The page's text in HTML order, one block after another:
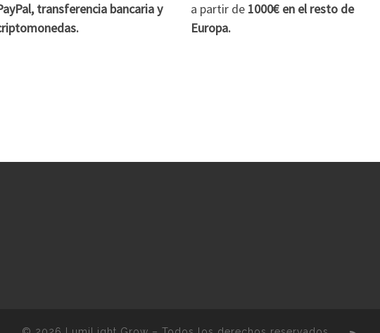
transferencia bancaria y
a partir de 1000€ en el resto de
Europa.